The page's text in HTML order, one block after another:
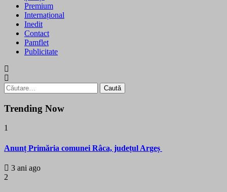
Premium
Internațional
Inedit
Contact
Pamflet
Publicitate
Caută
după:
Trending Now
1
Anunț Primăria comunei Râca, județul Argeș
3 ani ago
2